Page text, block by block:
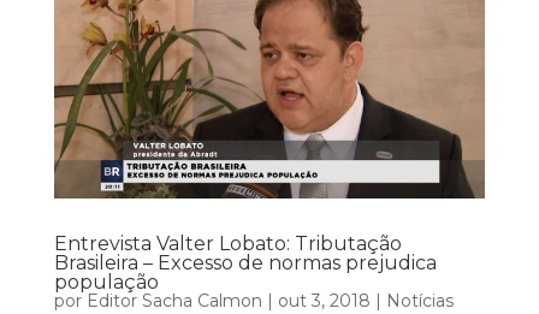
Entrevista Valter Lobato: Tributação
Brasileira – Excesso de normas prejudica
população
por Editor Sacha Calmon | out 3, 2018 | Notícias